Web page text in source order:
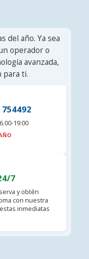
del año. Ya sea
operador o
avanzada,
para ti.
19:00
7
y obtén
con nuestra
inmediatas